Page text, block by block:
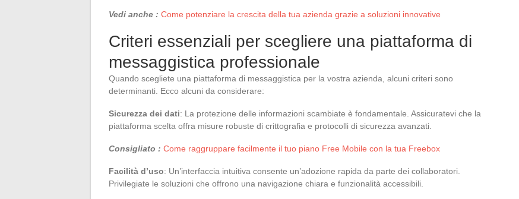
Vedi anche : Come potenziare la crescita della tua azienda grazie a soluzioni innovative
Criteri essenziali per scegliere una piattaforma di
messaggistica professionale
Quando scegliete una piattaforma di messaggistica per la vostra azienda, alcuni criteri sono
determinanti. Ecco alcuni da considerare:
Sicurezza dei dati: La protezione delle informazioni scambiate è fondamentale. Assicuratevi che la
piattaforma scelta offra misure robuste di crittografia e protocolli di sicurezza avanzati.
Consigliato : Come raggruppare facilmente il tuo piano Free Mobile con la tua Freebox
Facilità d’uso: Un’interfaccia intuitiva consente un’adozione rapida da parte dei collaboratori.
Privilegiate le soluzioni che offrono una navigazione chiara e funzionalità accessibili.